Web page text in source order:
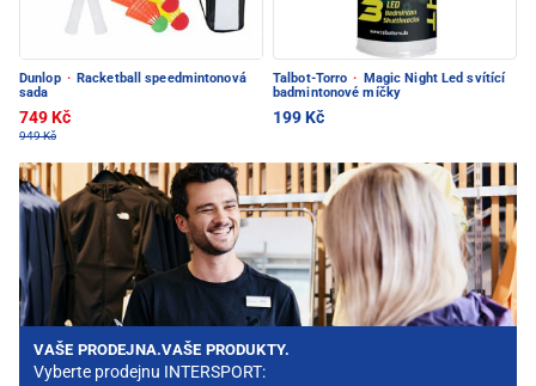
Dunlop · Racketball speedmintonová
sada
749 Kč
949 Kč
Talbot-Torro · Magic Night Led svítící
badmintonové míčky
199 Kč
VAŠE PRODEJNA.VAŠE PRODUKTY.
Vyberte prodejnu INTERSPORT: